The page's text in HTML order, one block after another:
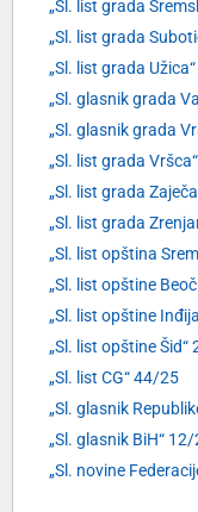
„Sl. list grada
„Sl. list grada
„Sl. list grada
„Sl. glasnik grada
„Sl. glasnik grada
„Sl. list grada
„Sl. list grada
„Sl. list grada
„Sl. list opština
„Sl. list opštine
„Sl. list opštine
„Sl. list opštine Šid“
„Sl. list CG“ 44/25
„Sl. glasnik
„Sl. glasnik BiH“
„Sl. novine